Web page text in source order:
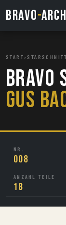
BRAVO-
START ›
Gus
NR.
008
ANZAHL TEILE
18